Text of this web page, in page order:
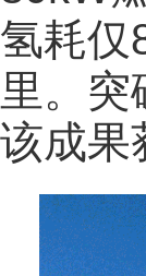
氢耗仅
里。
该成果